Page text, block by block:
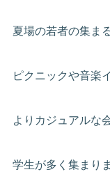
夏場の若者の集ま
ピクニックや音楽
よりカジュアルな
学生が多く集まり